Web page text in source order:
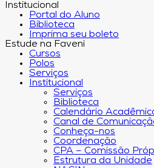
Institucional
Portal do Aluno
Biblioteca
Imprima seu boleto
Estude na Faveni
Cursos
Polos
Serviços
Institucional
Serviços
Biblioteca
Calendário
Canal de
Conheça-nos
Coordenação
CPA – Comissão
Estrutura da Unidade